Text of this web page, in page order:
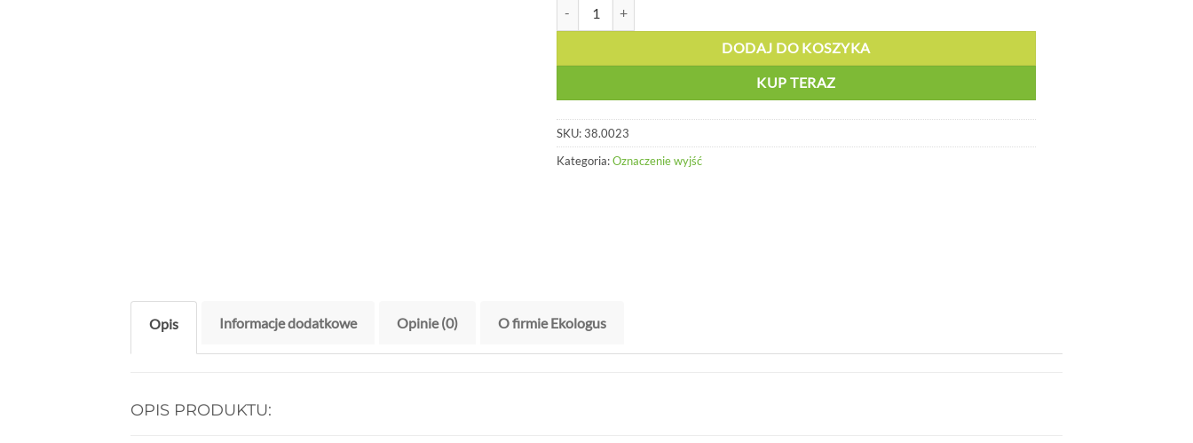
DODAJ DO KOSZYKA
KUP TERAZ
SKU:38.0023
Kategoria:Oznaczenie wyjść
Opis Informacje dodatkowe Opinie (0) O firmie Ekologus
OPIS PRODUKTU: